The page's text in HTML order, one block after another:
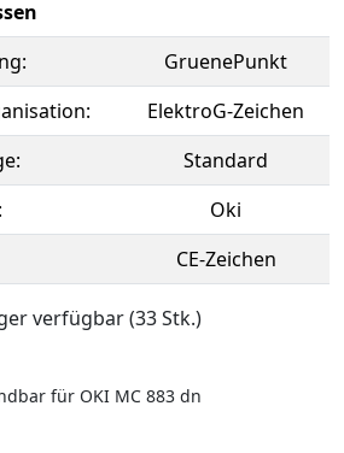
GruenePunkt
ElektroG-Zeichen
Standard
Oki
CE-Zeichen
verfügbar (33 Stk.)
für OKI MC 883 dn